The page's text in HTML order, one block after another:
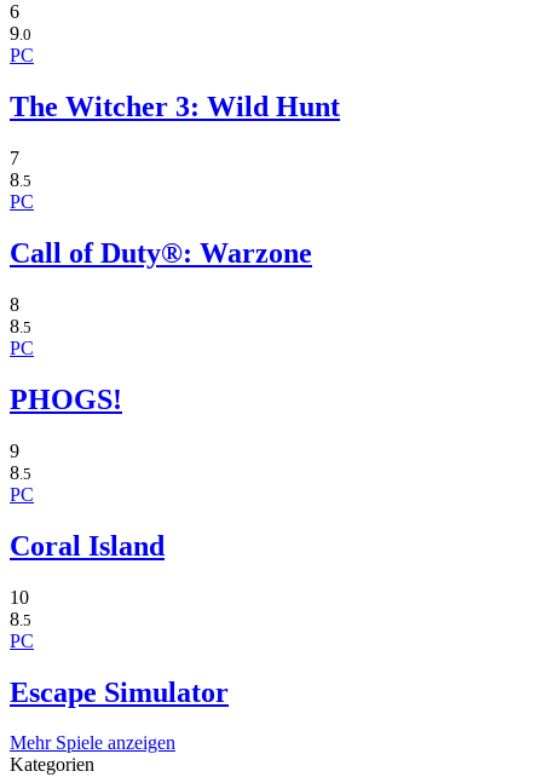
6
9.0
PC
The Witcher 3: Wild Hunt
7
8.5
PC
Call of Duty®: Warzone
8
8.5
PC
PHOGS!
9
8 .5
PC
Coral Island
10
8 .5
PC
Escape Simulator
Mehr Spiele anzeigen
Kategorien